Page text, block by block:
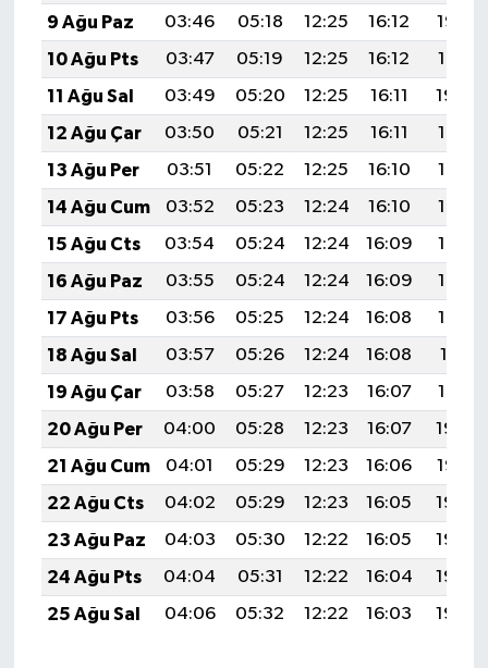
9 Ağu Paz
03:46 05:18 12:25 16:12
19:22
10 Ağu Pts
03:47 05:19 12:25 16:12
19:21
11 Ağu Sal
03:49 05:20 12:25 16:11
19:20
12 Ağu Çar
03:50 05:21 12:25 16:11
19:19
13 Ağu Per
03:51 05:22 12:25 16:10
19:17
14 Ağu Cum
03:52 05:23 12:24 16:10
19:16
15 Ağu Cts
03:54 05:24 12:24 16:09
19:15
16 Ağu Paz
03:55 05:24 12:24 16:09
19:14
17 Ağu Pts
03:56 05:25 12:24 16:08
19:13
18 Ağu Sal
03:57 05:26 12:24 16:08
19:11
19 Ağu Çar
03:58 05:27 12:23 16:07
19:10
20 Ağu Per
04:00 05:28 12:23 16:07
19:09
21 Ağu Cum
04:01 05:29 12:23 16:06
19:07
22 Ağu Cts
04:02 05:29 12:23 16:05
19:06
23 Ağu Paz
04:03 05:30 12:22 16:05
19:05
24 Ağu Pts
04:04 05:31 12:22 16:04
19:03
25 Ağu Sal
04:06 05:32 12:22 16:03 19:02